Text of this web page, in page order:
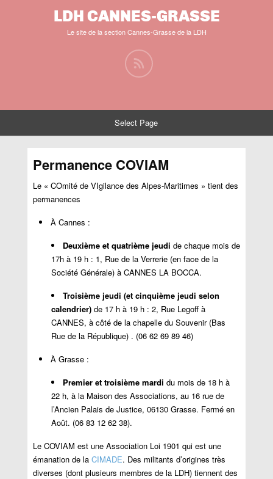
LDH CANNES-GRASSE
Le site de la section Cannes-Grasse de la LDH
Select Page
Permanence COVIAM
Le « COmité de VIgilance des Alpes-Maritimes » tient des
permanences
À Cannes :
Deuxième et quatrième jeudi de chaque mois de
17h à 19 h : 1, Rue de la Verrerie (en face de la
Société Générale) à CANNES LA BOCCA.
Troisième jeudi (et cinquième jeudi selon
calendrier)de 17 h à 19 h : 2, Rue Legoff à
CANNES, à côté de la chapelle du Souvenir (Bas
Rue de la République) . (06 62 69 89 46)
À Grasse :
Premier et troisième mardi du mois de 18 h à
22 h, à la Maison des Associations, au 16 rue de
l’Ancien Palais de Justice, 06130 Grasse. Fermé en
Août. (06 83 12 62 38).
Le COVIAM est une Association Loi 1901 qui est une
émanation de la CIMADE. Des militants d’origines très
diverses (dont plusieurs membres de la LDH) tiennent des